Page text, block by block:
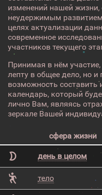
изменений нашей жизни,
неудержимым
целях актуализации
современное
участников текущего
Принимая в нём
лепту в общее дело, но и
возможность
календарь, который
лично Вам, являясь
зеркале Вашей
сфера жизни
день в целом
тело